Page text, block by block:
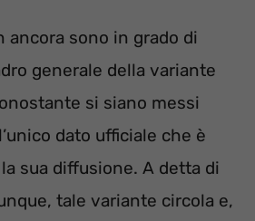
ancora sono in grado di
generale della variante
si siano messi
dato ufficiale che è
sua diffusione. A detta di
tale variante circola e,